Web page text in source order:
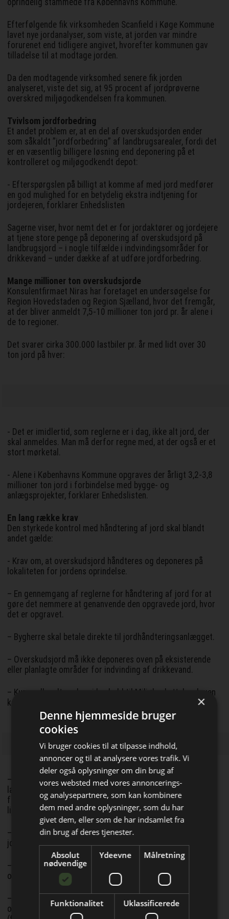
Bliv opdateret hver dag
Få de vigtigste nyheder om
byggebranchen
direkte i din indbakke
Efterfølgende fik virksomheden Scanfield i Køge Kommune
lavet nye jordanalyser, som viste, at jorden var mindre
forurenet end tidligere angivet, hvorefter kommunen gav
tilladelse til at modtage jorden.
Da den modtagende virksomhed senere fik jorden
analyseret, viste det sig, at 95 procent af jordprøverne
overskred miljøgodkendelsen fra kommunen.
Tvivlsom jordforbedring
Et andet problem er, at en del af overskudsjorden ender
som såkaldt ”jordforbedring” af landbrugsarealer, fordi det
er en væsentlig billigere løsning end deponering på et
kontrolleret og miljøgodkendt depot:
- Efterspørgslen på billigt at komme af med jord medfører
en god mulighed for en betydelig ekstra indtjening for
jordejeren, forklarer Enhedslisten
Sagerne viser, hvor nemt det er for jordaktører og jordejere
at tjene store penge på deponering af overskudsjord på
landbrugsjord – i nogle tilfælde i indvindingsområder for
drikkevand – under dække af at udføre jordforbedring.
Mange millioner ton overskudsjorde
Konsulentfirmaet Niras har foretaget en undersøgelse for
Region Hovedstaden og Region Sjælland, hvor det fremgår,
at der bliver anmeldt 7,5-10 millioner ton jord pr. år alene i
de to regioner.
Det svarer cirka 300.000 lastbiler pr. år med lidt over 30
ton jord på hver:
- Det er imidlertid, som reglerne er i dag, ikke alt jord, der
skal anmeldes. Man må derfor regne med, at der også er et
stort mørketal.
- Alene i Københavns Kommune opgraves der årligt 3,2-3,8
millioner ton jord i forbindelse med bygge- og
anlægsprojekter, forklarer Enhedslisten.
En lang række krav
Den styrkede kontrol med håndtering af jord skal blandt
andet gælde:
- Krav om, at overskudsjord håndteres og deponeres på
lokaliteten for jordens oprindelse.
– En gennemgang af reglerne for håndtering af jord for at
gøre det nemmere at genanvende den opgravede jord, hvor
det er opgravet.
– Bygherre skal betale direkte til jordhåndteringsanlægget.
– Overskudsjord må ikke deponeres oven på eksisterende
eller planlagte områder for indvinding af drikkevand.
– Kun godkendte anlæg i henhold til Miljøbeskyttelsesloven
kan modtage overskudsjord fra bygge- og anlægsprojekter.
– Anmelde- og analysekrav skal fremover gælde overalt i
landet, og anmeldelse skal ske til de miljøgodkendte anlæg
for modtagelse af jord og den region, hvor et sådant anlæg
ligger.
– Autorisationsordning for alle aktører i
jordhåndteringssager.
– Skærpede lovkrav til prøvetagning af jord, fysiske tilsyn
og stikprøvekontrol.
– Gennemgang af jordflytningsbekendtgørelsen for at se,
om der er behov for at tilføje relevante analyseparametre
×
Denne hjemmeside bruger
cookies
Vi bruger cookies til at tilpasse indhold,
annoncer og til at analysere vores trafik. Vi
deler også oplysninger om din brug af
vores websted med vores annoncerings-
og analysepartnere, som kan kombinere
dem med andre oplysninger, som du har
givet dem, eller som de har indsamlet fra
din brug af deres tjenester.
Absolut
nødvendige
Ydeevne Målretning
Funktionalitet Uklassificerede